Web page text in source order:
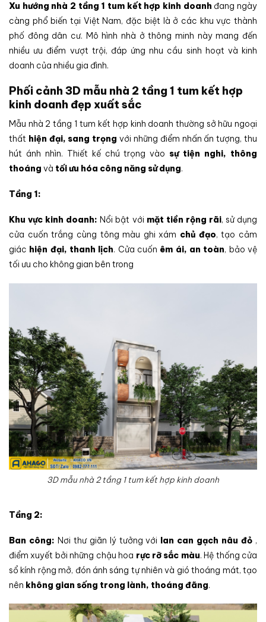
Xu hướng nhà 2 tầng 1 tum kết hợp kinh doanh đang ngày
càng phổ biến tại Việt Nam, đặc biệt là ở các khu vực thành
phố đông dân cư. Mô hình nhà ở thông minh này mang đến
nhiều ưu điểm vượt trội, đáp ứng nhu cầu sinh hoạt và kinh
doanh của nhiều gia đình.
Phối cảnh 3D mẫu nhà 2 tầng 1 tum kết hợp
kinh doanh đẹp xuất sắc
Mẫu nhà 2 tầng 1 tum kết hợp kinh doanh thường sở hữu ngoại
thất hiện đại, sang trọng với những điểm nhấn ấn tượng, thu
hút ánh nhìn. Thiết kế chú trọng vào sự tiện nghi, thông
thoáng và tối ưu hóa công năng sử dụng.
Tầng 1:
Khu vực kinh doanh: Nổi bật với mặt tiền rộng rãi, sử dụng
cửa cuốn trắng cùng tông màu ghi xám chủ đạo, tạo cảm
giác hiện đại, thanh lịch. Cửa cuốn êm ái, an toàn, bảo vệ
tối ưu cho không gian bên trong
3D mẫu nhà 2 tầng 1 tum kết hợp kinh doanh
Tầng 2:
Ban công: Nơi thư giãn lý tưởng với lan can gạch nâu đỏ ,
điểm xuyết bởi những chậu hoa rực rỡ sắc màu. Hệ thống cửa
sổ kính rộng mở, đón ánh sáng tự nhiên và gió thoáng mát, tạo
nên không gian sống trong lành, thoáng đãng.